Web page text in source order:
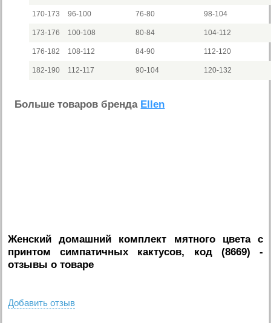
170-173 96-100 76-80 98-104
173-176 100-108 80-84 104-112
176-182 108-112 84-90 112-120
182-190 112-117 90-104 120-132
Больше товаров бренда Ellen
Женский домашний комплект мятного цвета с
принтом симпатичных кактусов, код (8669) -
отзывы о товаре
Добавить отзыв